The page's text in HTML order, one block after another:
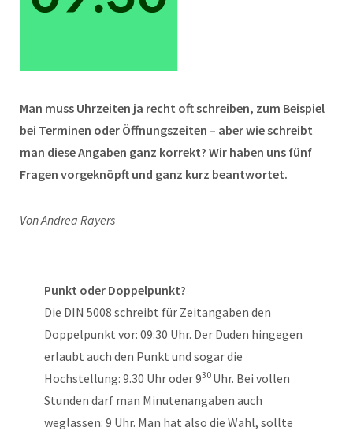
Man muss Uhrzeiten ja recht oft schreiben, zum Beispiel
bei Terminen oder Öffnungszeiten – aber wie schreibt
man diese Angaben ganz korrekt? Wir haben uns fünf
Fragen vorgeknöpft und ganz kurz beantwortet.
Von Andrea Rayers
Punkt oder Doppelpunkt?
Die DIN 5008 schreibt für Zeitangaben den
Doppelpunkt vor: 09:30 Uhr. Der Duden hingegen
erlaubt auch den Punkt und sogar die
Hochstellung: 9.30 Uhr oder 930 Uhr. Bei vollen
Stunden darf man Minutenangaben auch
weglassen: 9 Uhr. Man hat also die Wahl, sollte